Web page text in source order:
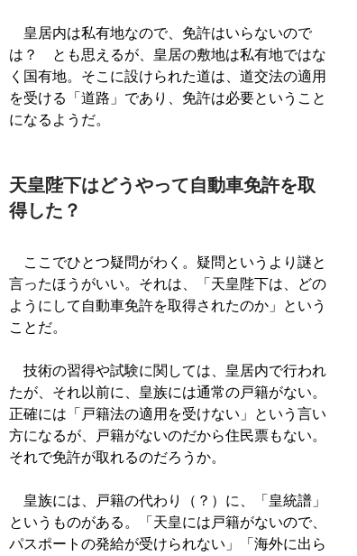
皇居内は私有地なので、免許はいらないので
は？ とも思えるが、皇居の敷地は私有地ではな
く国有地。そこに設けられた道は、道交法の適用
を受ける「道路」であり、免許は必要ということ
になるようだ。
天皇陛下はどうやって自動車免許を取
得した？
ここでひとつ疑問がわく。疑問というより謎と
言ったほうがいい。それは、「天皇陛下は、どの
ようにして自動車免許を取得されたのか」という
ことだ。
技術の習得や試験に関しては、皇居内で行われ
たが、それ以前に、皇族には通常の戸籍がない。
正確には「戸籍法の適用を受けない」という言い
方になるが、戸籍がないのだから住民票もない。
それで免許が取れるのだろうか。
皇族には、戸籍の代わり（？）に、「皇統譜」
というものがある。「天皇には戸籍がないので、
パスポートの発給が受けられない」「海外に出ら